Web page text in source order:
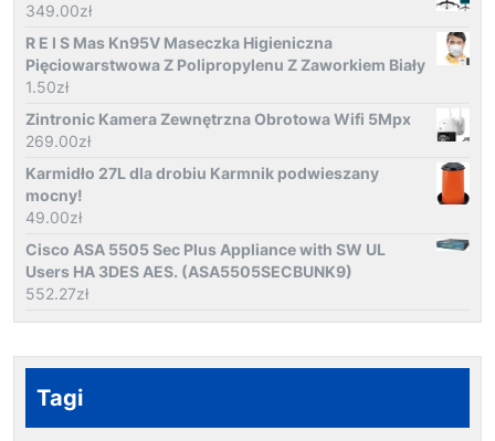
349.00zł
R E I S Mas Kn95V Maseczka Higieniczna
Pięciowarstwowa Z Polipropylenu Z Zaworkiem Biały
1.50zł
Zintronic Kamera Zewnętrzna Obrotowa Wifi 5Mpx
269.00zł
Karmidło 27L dla drobiu Karmnik podwieszany
mocny!
49.00zł
Cisco ASA 5505 Sec Plus Appliance with SW UL
Users HA 3DES AES. (ASA5505SECBUNK9)
552.27zł
Tagi